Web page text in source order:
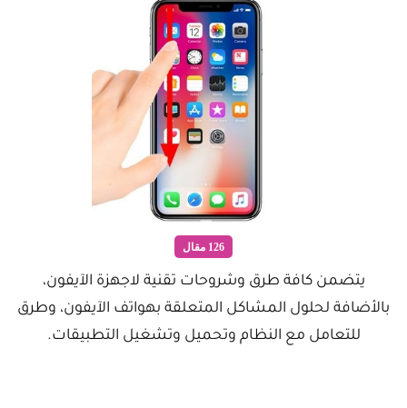
126 مقال
يتضمن كافة طرق وشروحات تقنية لاجهزة الآيفون،
بالأضافة لحلول المشاكل المتعلقة بهواتف الآيفون، وطرق
للتعامل مع النظام وتحميل وتشغيل التطبيقات.